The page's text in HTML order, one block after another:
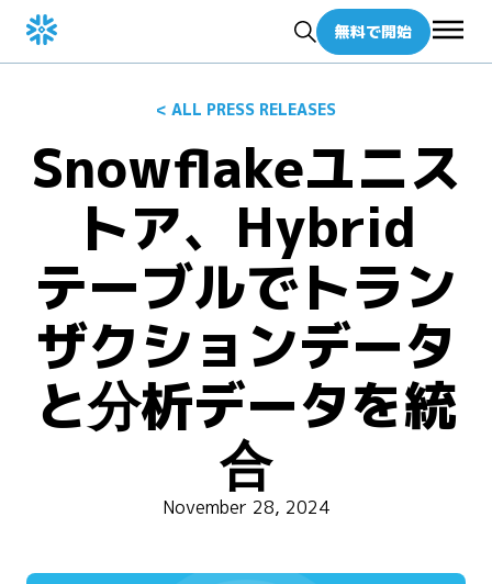
無料で開始
< ALL PRESS RELEASES
Snowflakeユニス
トア、Hybrid
テーブルでトラン
ザクションデータ
と分析データを統
合
November 28, 2024